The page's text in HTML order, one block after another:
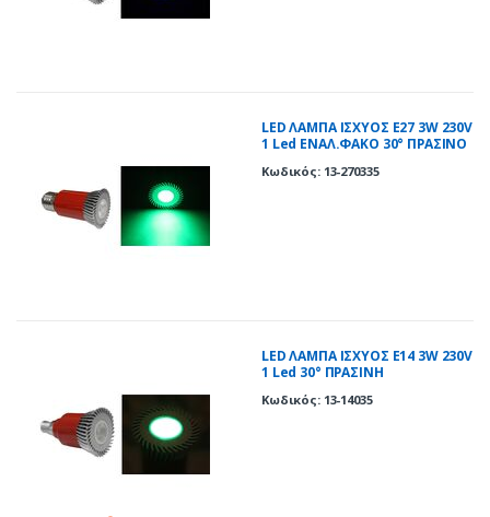
LED ΛΑΜΠΑ ΙΣΧΥΟΣ Ε27 3W 230V
1 Led ΕΝΑΛ.ΦΑΚΟ 30° ΠΡΑΣΙΝΟ
Κωδικός: 13-270335
LED ΛΑΜΠΑ ΙΣΧΥΟΣ E14 3W 230V
1 Led 30° ΠΡΑΣΙΝΗ
Κωδικός: 13-14035